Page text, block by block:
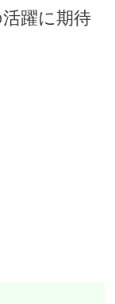
躍に期待